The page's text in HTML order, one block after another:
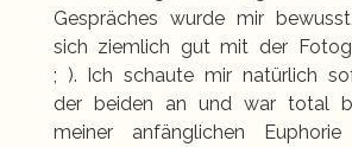
Gespräches wurde mir
sich ziemlich gut mit der
; ). Ich schaute mir natürlich
der beiden an und war total
meiner anfänglichen